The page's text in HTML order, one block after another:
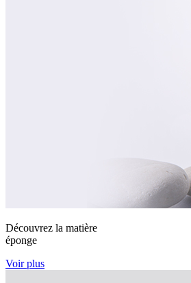
Découvrez la matière
éponge
Voir plus